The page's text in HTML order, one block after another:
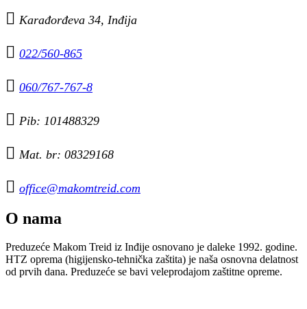
 Karađorđeva 34, Inđija
 022/560-865
 060/767-767-8
 Pib: 101488329
 Mat. br: 08329168
 office@makomtreid.com
O nama
Preduzeće Makom Treid iz Inđije osnovano je daleke 1992. godine.
HTZ oprema (higijensko-tehnička zaštita) je naša osnovna delatnost
od prvih dana. Preduzeće se bavi veleprodajom zaštitne opreme.